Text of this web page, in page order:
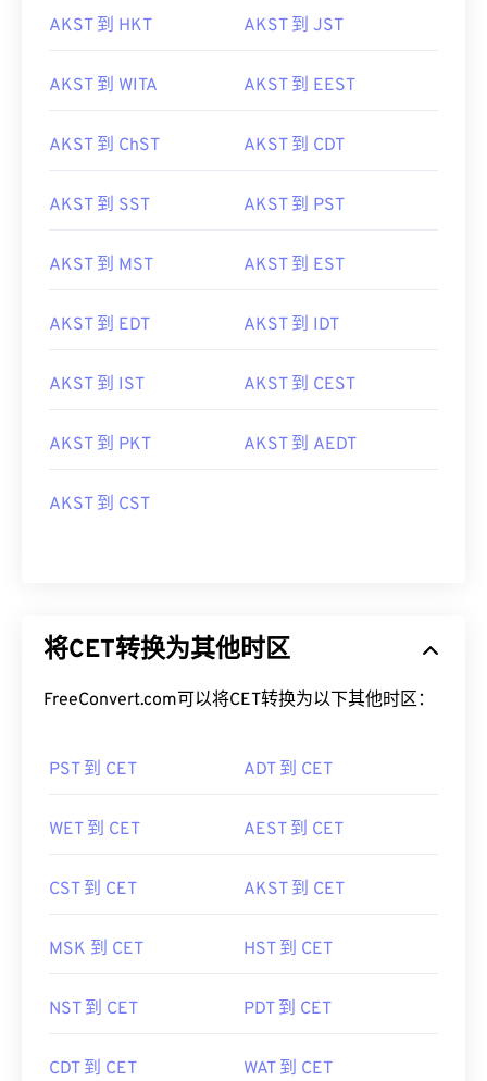
AKST 到 HKT AKST 到 JST
AKST 到 WITA AKST 到 EEST
AKST 到 ChST AKST 到 CDT
AKST 到 SST AKST 到 PST
AKST 到 MST AKST 到 EST
AKST 到 EDT AKST 到 IDT
AKST 到 IST AKST 到 CEST
AKST 到 PKT AKST 到 AEDT
AKST 到 CST
将CET转换为其他时区
FreeConvert.com可以将CET转换为以下其他时区：
PST 到 CET ADT 到 CET
WET 到 CET AEST 到 CET
CST 到 CET AKST 到 CET
MSK 到 CET HST 到 CET
NST 到 CET PDT 到 CET
CDT 到 CET WAT 到 CET